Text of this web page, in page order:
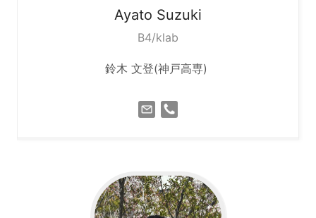
Ayato Suzuki
B4/klab
鈴木 文登(神戸高専)